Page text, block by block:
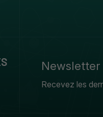
Newsletter
Recevez les